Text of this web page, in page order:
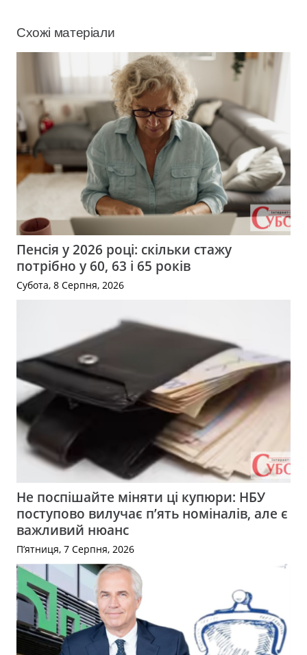
Схожі матеріали
Пенсія у 2026 році: скільки стажу
потрібно у 60, 63 і 65 років
Субота, 8 Серпня, 2026
Не поспішайте міняти ці купюри: НБУ
поступово вилучає п’ять номіналів, але є
важливий нюанс
П’ятниця, 7 Серпня, 2026